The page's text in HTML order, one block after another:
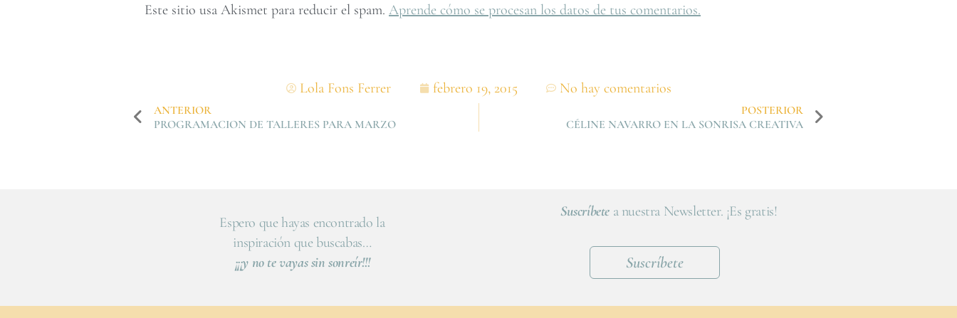
Este sitio usa Akismet para reducir el spam. Aprende cómo se procesan los datos de tus comentarios.
Lola Fons Ferrer febrero 19, 2015 No hay comentarios
ANTERIOR
PROGRAMACION DE TALLERES PARA MARZO
POSTERIOR
CÉLINE NAVARRO EN LA SONRISA CREATIVA
Espero que hayas encontrado la
inspiración que buscabas…
¡¡¡y no te vayas sin sonreír!!!
Suscríbete a nuestra Newsletter. ¡Es gratis!
Suscríbete